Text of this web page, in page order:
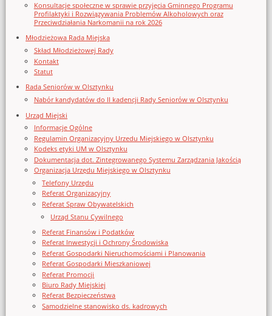
Konsultacje społeczne w sprawie przyjęcia Gminnego Programu
Profilaktyki i Rozwiązywania Problemów Alkoholowych oraz
Przeciwdziałania Narkomanii na rok 2026
Młodzieżowa Rada Miejska
Skład Młodzieżowej Rady
Kontakt
Statut
Rada Seniorów w Olsztynku
Nabór kandydatów do II kadencji Rady Seniorów w Olsztynku
Urząd Miejski
Informacje Ogólne
Regulamin Organizacyjny Urzedu Miejskiego w Olsztynku
Kodeks etyki UM w Olsztynku
Dokumentacja dot. Zintegrowanego Systemu Zarządzania Jakością
Organizacja Urzędu Miejskiego w Olsztynku
Telefony Urzędu
Referat Organizacyjny
Referat Spraw Obywatelskich
Urząd Stanu Cywilnego
Referat Finansów i Podatków
Referat Inwestycji i Ochrony Środowiska
Referat Gospodarki Nieruchomościami i Planowania
Referat Gospodarki Mieszkaniowej
Referat Promocji
Biuro Rady Miejskiej
Referat Bezpieczeństwa
Samodzielne stanowisko ds. kadrowych